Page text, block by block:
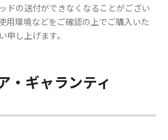
ドの送付ができなくなることがござい
用環境などをご確認の上でご購入いた
申し上げます。
・ギャランティ